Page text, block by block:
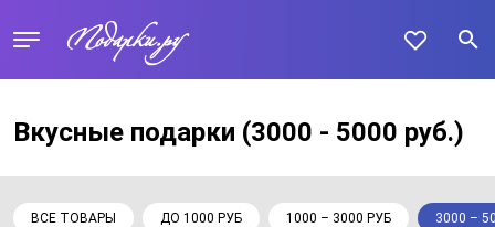
Вкусные подарки (3000 - 5000 руб.)
ВСЕ ТОВАРЫ ДО 1000 РУБ 1000 – 3000 РУБ 3000 –